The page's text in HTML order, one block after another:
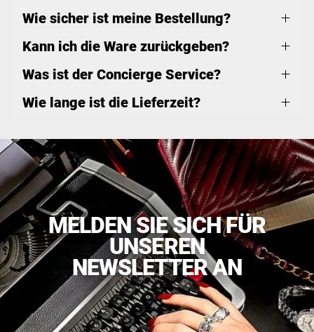
Wie sicher ist meine Bestellung?
Kann ich die Ware zurückgeben?
Was ist der Concierge Service?
Wie lange ist die Lieferzeit?
MELDEN SIE SICH FÜR
UNSEREN
NEWSLETTER AN